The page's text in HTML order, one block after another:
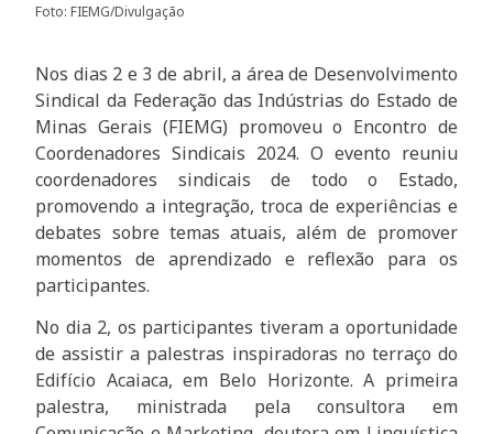
Foto: FIEMG/Divulgação
Nos dias 2 e 3 de abril, a área de Desenvolvimento
Sindical da Federação das Indústrias do Estado de
Minas Gerais (FIEMG) promoveu o Encontro de
Coordenadores Sindicais 2024. O evento reuniu
coordenadores sindicais de todo o Estado,
promovendo a integração, troca de experiências e
debates sobre temas atuais, além de promover
momentos de aprendizado e reflexão para os
participantes.
No dia 2, os participantes tiveram a oportunidade
de assistir a palestras inspiradoras no terraço do
Edifício Acaiaca, em Belo Horizonte. A primeira
palestra, ministrada pela consultora em